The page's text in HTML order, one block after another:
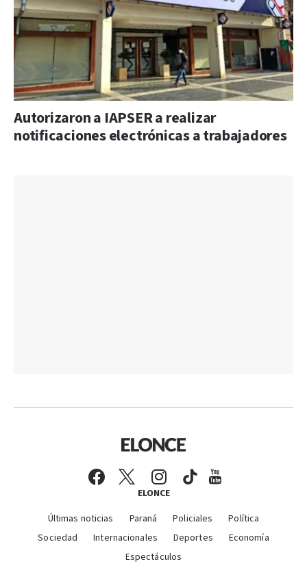
Autorizaron a IAPSER a realizar
notificaciones electrónicas a trabajadores
ELONCE
Últimas noticias Paraná Policiales
Política
Sociedad
Internacionales Deportes
Economía
Espectáculos